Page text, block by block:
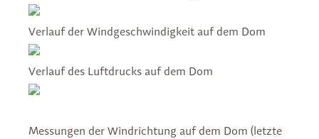
Verlauf der Windgeschwindigkeit auf dem Dom
Verlauf des Luftdrucks auf dem Dom
Messungen der Windrichtung auf dem Dom (letzte